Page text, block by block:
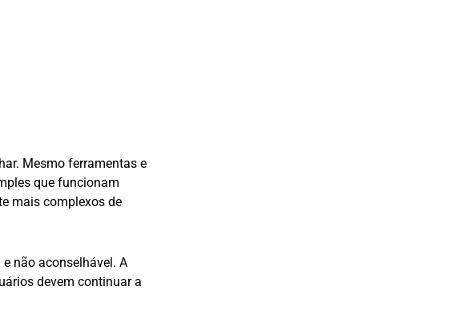
Mesmo ferramentas e
que funcionam
mais complexos de
não aconselhável. A
devem continuar a